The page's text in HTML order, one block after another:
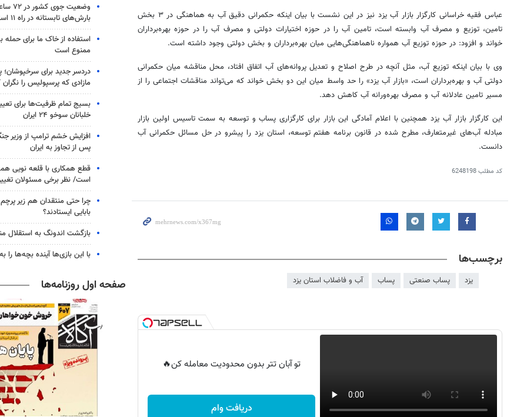
عباس فقیه خراسانی کارگزار بازار آب یزد نیز در این نشست با بیان اینکه حکمرانی دقیق آب به هماهنگی در ۳ بخش
تامین، توزیع و مصرف آب وابسته است، تامین آب را در حوزه اختیارات دولتی و مصرف آب را در حوزه بهره‌برداران
خواند و افزود: در حوزه توزیع آب همواره ناهماهنگی‌هایی میان بهره‌برداران و بخش دولتی وجود داشته است.
وی با بیان اینکه توزیع آب، مثل آنچه در طرح اصلاح و تعدیل پروانه‌های آب اتفاق افتاد، محل مناقشه میان حکمرانی
دولتی آب و بهره‌برداران است، «بازار آب یزد» را حد واسط میان این دو بخش خواند که می‌تواند مناقشات اجتماعی را از
مسیر تامین عادلانه آب و مصرف بهره‌ورانه آب کاهش دهد.
این کارگزار بازار آب یزد همچنین با اعلام آمادگی این بازار برای کارگزاری پساب و توسعه به سمت تاسیس اولین بازار
مبادله آب‌های غیرمتعارف، مطرح شده در قانون برنامه هفتم توسعه، استان یزد را پیشرو در حل مسائل حکمرانی آب
دانست.
کد مطلب6248198
برچسب‌ها
یزد پساب صنعتی پساب آب و فاضلاب استان یزد
تو آبان تتر بدون محدودیت معامله کن🔥
دریافت وام
وضعیت
بارش‌های تابستانه در راه ۱۱ استان
استفاده از خاک ما برای
ممنوع است
دردسر جدید برای سرخپوشان؛
مازادی که پرسپولیس را نگران
بسیج تمام ظرفیت‌ها برای
خلبانان سوخو ۲۴ ایران
افزایش خشم ترامپ از وزیر
پس از تجاوز به ایران
قطع همکاری با قلعه نویی
است/ نظر برخی مسئولان
چرا حتی منتقدان هم زیر
بابایی ایستادند؟
بازگشت اندونگ به استقلال
با این بازی‌ها آینده بچه‌ها را
صفحه اول روزنامه‌ها